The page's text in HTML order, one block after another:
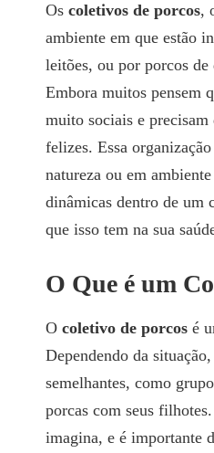
Os coletivos de porcos,
ambiente em que estão
leitões, ou por porcos
Embora muitos pensem
muito sociais e precisam
felizes. Essa
natureza ou em
dinâmicas dentro de um
que isso tem na sua
O Que é um
O coletivo de porcos é
Dependendo da
semelhantes, como
porcas com seus
imagina, e é importante